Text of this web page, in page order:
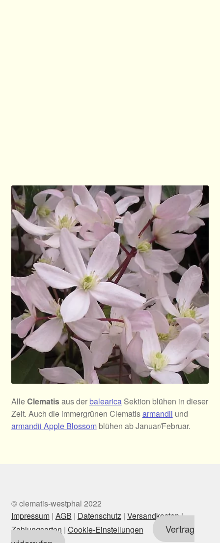
AlleClematisaus derbalearicaSektion blühen in dieser
Zeit. Auch die immergrünen Clematisarmandii und
armandii Apple Blossomblühen ab Januar/Februar.
© clematis-westphal 2022
Impressum| AGB | Datenschutz| Versandkosten|
Zahlungsarten | Cookie-Einstellungen
Vertrag